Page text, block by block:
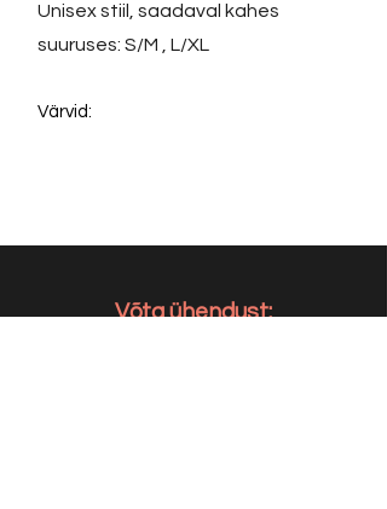
Unisex stiil, saadaval kahes
suuruses: S/M , L/XL
Värvid:
Võta ühendust: